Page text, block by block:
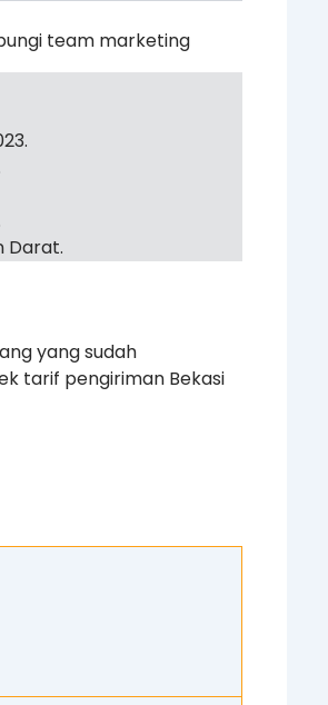
team marketing
Darat.
yang sudah
tarif pengiriman Bekasi